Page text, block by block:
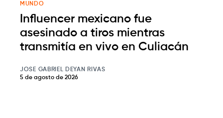
MUNDO
Influencer mexicano fue
asesinado a tiros mientras
transmitía en vivo en Culiacán
JOSE GABRIEL DEYAN RIVAS
5 de agosto de 2026